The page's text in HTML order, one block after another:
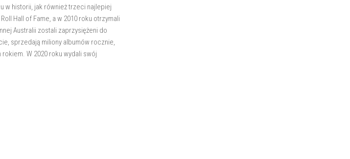
w historii, jak również trzeci najlepiej
Hall of Fame, a w 2010 roku otrzymali
Australii zostali zaprzysiężeni do
sprzedają miliony albumów rocznie,
W 2020 roku wydali swój